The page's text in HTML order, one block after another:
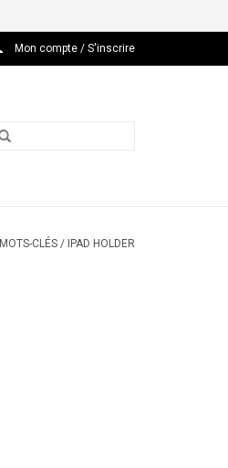
Mon compte / S'inscrire
MOTS-CLÉS / IPAD HOLDER